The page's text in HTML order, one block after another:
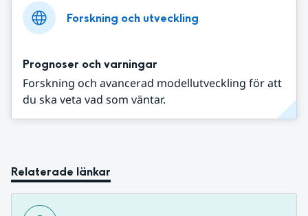
Forskning och utveckling
Prognoser och varningar
Forskning och avancerad modellutveckling för att
du ska veta vad som väntar.
Relaterade länkar